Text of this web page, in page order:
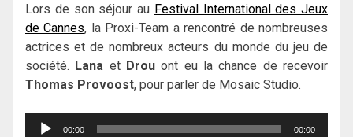
Lors de son séjour au Festival International des Jeux
de Cannes, la Proxi-Team a rencontré de nombreuses
actrices et de nombreux acteurs du monde du jeu de
société. Lana etDrouont eu la chance de recevoir
Thomas Provoost, pour parler de Mosaic Studio.
Lecteur
00:00 00:00